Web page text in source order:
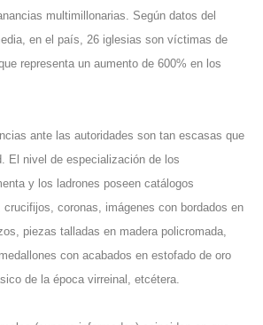
multimillonarias. Según datos del
en el país, 26 iglesias son víctimas de
representa un aumento de 600% en los
ante las autoridades son tan escasas que
El nivel de especialización de los
y los ladrones poseen catálogos
coronas, imágenes con bordados en
piezas talladas en madera policromada,
con acabados en estofado de oro
de la época virreinal, etcétera.